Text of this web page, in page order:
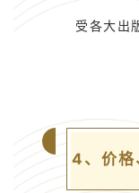
受各大出
4、价格